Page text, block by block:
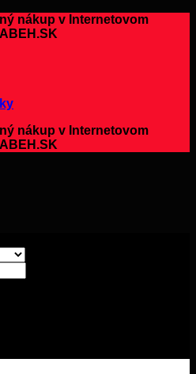
nákup v Internetovom
nákup v Internetovom